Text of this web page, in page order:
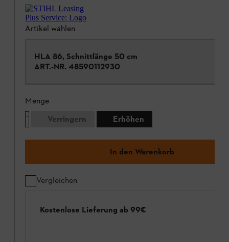
Artikel wählen
HLA 86, Schnittlänge 50 cm
ART.-NR. 48590112930
Menge
Verringern
Erhöhen
In den Warenkorb
Vergleichen
Kostenlose Lieferung ab 99€